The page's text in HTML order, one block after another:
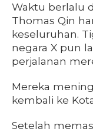
Waktu berlalu
Thomas Qin
keseluruhan.
negara X pun
perjalanan
Mereka
kembali ke
Setelah